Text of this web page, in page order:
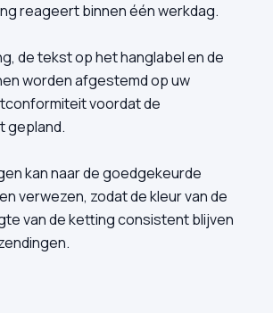
reageert binnen één werkdag.
de tekst op het hanglabel en de
worden afgestemd op uw
voordat de
gepland.
kan naar de goedgekeurde
verwezen, zodat de kleur van de
van de ketting consistent blijven